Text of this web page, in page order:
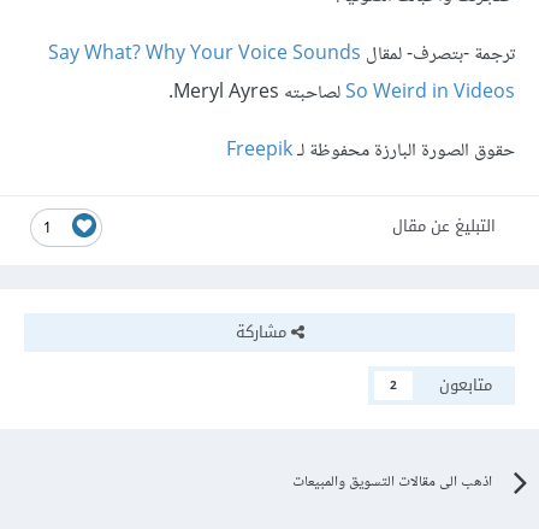
ترجمة -بتصرف- لمقال Say What? Why Your Voice Sounds
So Weird in Videosلصاحبته Meryl Ayres.
حقوق الصورة البارزة محفوظة لـFreepik
1 التبليغ عن مقال
مشاركة
متابعون
2
اذهب الى مقالات التسويق والمبيعات